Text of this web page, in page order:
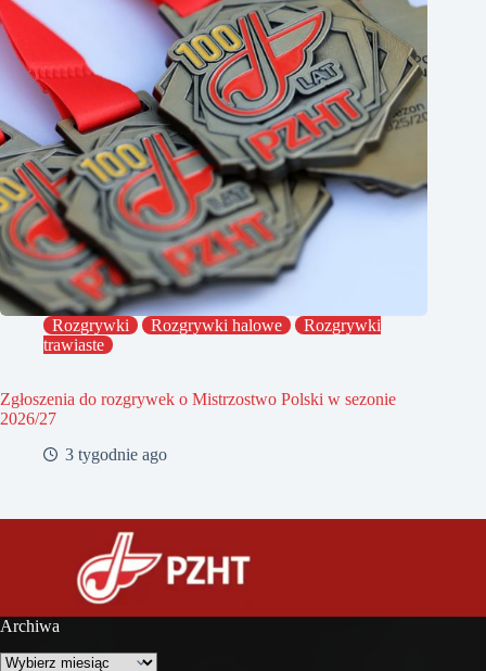
Rozgrywki Rozgrywki halowe
Rozgrywki
trawiaste
Zgłoszenia do rozgrywek o Mistrzostwo Polski w sezonie
2026/27
3 tygodnie ago
Archiwa
Archiwa